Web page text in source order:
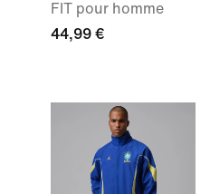
FIT pour homme
44,99 €